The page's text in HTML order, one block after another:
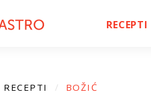
RECEPTI
RECEPTI BOŽIĆ